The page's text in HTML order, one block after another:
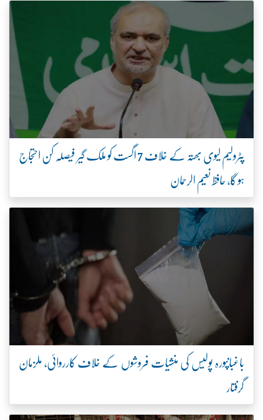
پٹرولیم لیوی بھتہ کے خلاف 7 اگست کو ملک گیر فیصلہ کن احتجاج
ہو گا، حافظ نعیم الرحمان
باغبانپورہ پولیس کی منشیات فروشوں کے خلاف کارروائی، ملزمان
گرفتار